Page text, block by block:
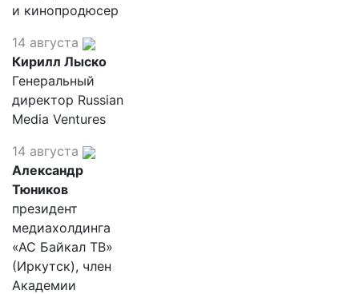
и кинопродюсер
14 августа
Кирилл Лыско
Генеральный
директор Russian
Media Ventures
14 августа
Александр
Тюников
президент
медиахолдинга
«АС Байкал ТВ»
(Иркутск), член
Академии